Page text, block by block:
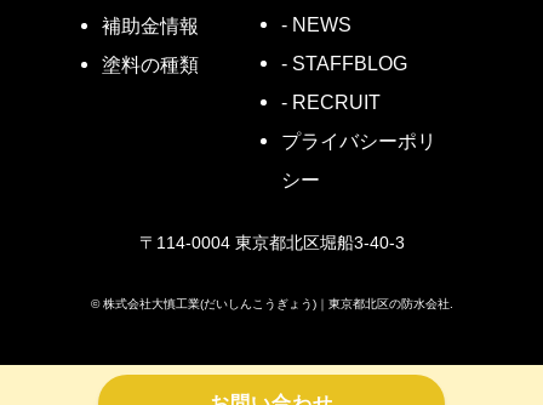
補助金情報
塗料の種類
- NEWS
- STAFFBLOG
- RECRUIT
プライバシーポリ
シー
〒114-0004 東京都北区堀船3-40-3
©株式会社大慎工業(だいしんこうぎょう)｜東京都北区の防水会社.